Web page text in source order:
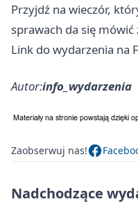
Przyjdź na wieczór,
sprawach da się
Link do wydarzenia na
Autor:info_wydarzenia
Zaobserwuj nas!
Nadchodzące